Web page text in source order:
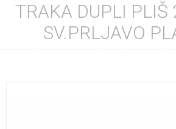
TRAKA DUPLI
SV.PRLJAVO